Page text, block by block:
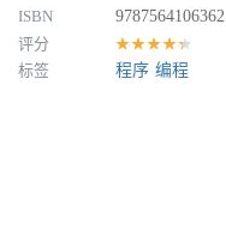
ISBN
9787564106362
评分
★★★★★
标签 程序 编程